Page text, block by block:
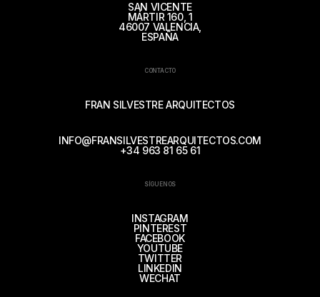
SAN VICENTE
MÁRTIR 160, 1
46007 VALENCIA,
ESPAÑA
CONTACTO
FRAN SILVESTRE ARQUITECTOS
INFO@FRANSILVESTREARQUITECTOS.COM
+34 963 81 65 61
SÍGUENOS
INSTAGRAM
PINTEREST
FACEBOOK
YOUTUBE
TWITTER
LINKEDIN
WECHAT